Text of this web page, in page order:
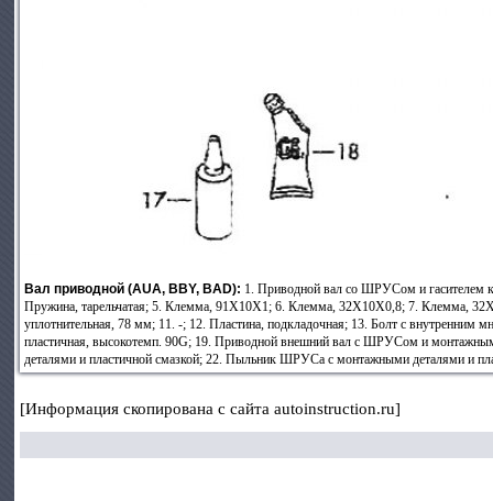
Вал приводной (AUA, BBY, BAD): 1. Приводной вал со ШРУСом и гасителем
Пружина, тарельчатая; 5. Клемма, 91X10X1; 6. Клемма, 32X10X0,8; 7. Клемма,
уплотнительная, 78 мм; 11. -; 12. Пластина, подкладочная; 13. Болт с
пластичная, высокотемп. 90G; 19. Приводной внешний вал с ШРУСом и
деталями и пластичной смазкой; 22. Пыльник ШРУСа с монтажными деталями и
[Информация скопирована с сайта autoinstruction.ru]